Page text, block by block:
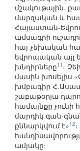
մշակութային,
մարզական և
Հայաստան-
ամսագրի
հայ-չեխական
եվրոպական այլ
խնդիրները11 ։
մասին խոսելիս
խմբագիր
շաբաթօրյա
համայնքը չունի
մարդիկ գան-
քննարկվում է»12
ամյակը։